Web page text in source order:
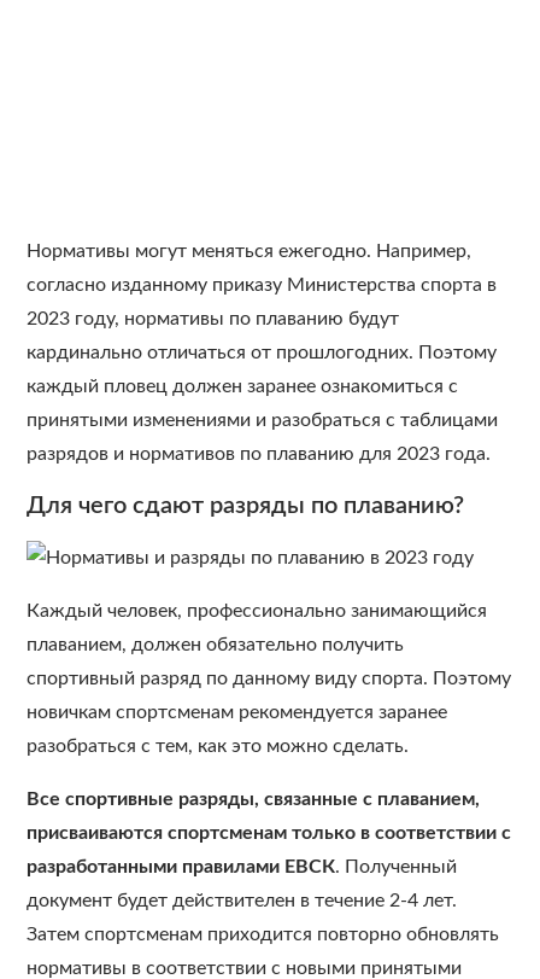
Нормативы могут меняться ежегодно. Например,
согласно изданному приказу Министерства спорта в
2023 году, нормативы по плаванию будут
кардинально отличаться от прошлогодних. Поэтому
каждый пловец должен заранее ознакомиться с
принятыми изменениями и разобраться с таблицами
разрядов и нормативов по плаванию для 2023 года.
Для чего сдают разряды по плаванию?
Каждый человек, профессионально занимающийся
плаванием, должен обязательно получить
спортивный разряд по данному виду спорта. Поэтому
новичкам спортсменам рекомендуется заранее
разобраться с тем, как это можно сделать.
Все спортивные разряды, связанные с плаванием,
присваиваются спортсменам только в соответствии с
разработанными правилами ЕВСК. Полученный
документ будет действителен в течение 2-4 лет.
Затем спортсменам приходится повторно обновлять
нормативы в соответствии с новыми принятыми